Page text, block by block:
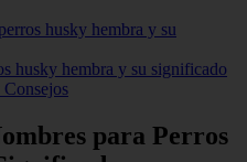
husky hembra y su
husky hembra y su significado
Consejos
para Perros